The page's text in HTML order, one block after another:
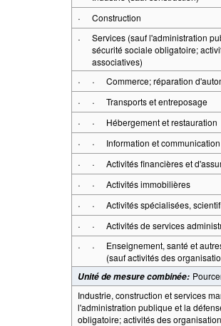
·Construction
·Services (sauf l'administration
sécurité sociale obligatoire;
associatives)
· ·Commerce; réparation
· ·Transports et entreposage
· · Hébergement et restauration
· · Information et communication
· ·Activités financières et
· ·Activités immobilières
· ·Activités spécialisées,
· ·Activités de services
· ·
Enseignement, santé et
(sauf activités des
Unité de mesure combinée:
Industrie, construction et services
l'administration publique et la
obligatoire; activités des